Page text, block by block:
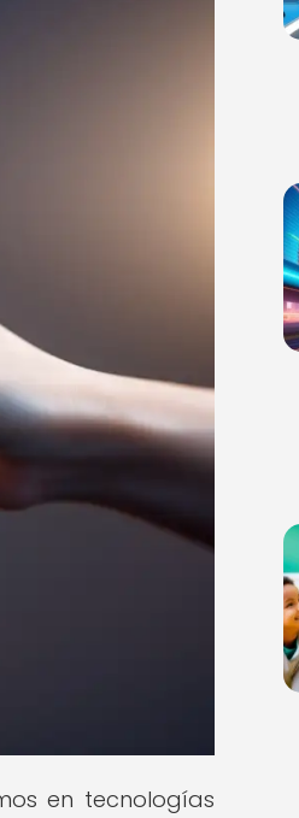
en tecnologías